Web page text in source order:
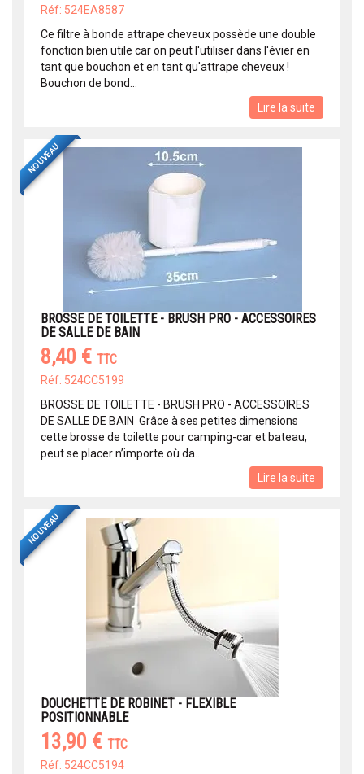
Réf: 524EA8587
Ce filtre à bonde attrape cheveux possède une double
fonction bien utile car on peut l'utiliser dans l'évier en
tant que bouchon et en tant qu'attrape cheveux !
Bouchon de bond...
Lire la suite
NOUVEAU
BROSSE DE TOILETTE - BRUSH PRO - ACCESSOIRES
DE SALLE DE BAIN
8,40 € TTC
Réf: 524CC5199
BROSSE DE TOILETTE - BRUSH PRO - ACCESSOIRES
DE SALLE DE BAIN Grâce à ses petites dimensions
cette brosse de toilette pour camping-car et bateau,
peut se placer n’importe où da...
Lire la suite
NOUVEAU
DOUCHETTE DE ROBINET - FLEXIBLE
POSITIONNABLE
13,90 € TTC
Réf: 524CC5194